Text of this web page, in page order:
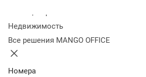
Недвижимость
Все решения MANGO OFFICE
Номера
разговоров в
интеграцию с
23 апреля